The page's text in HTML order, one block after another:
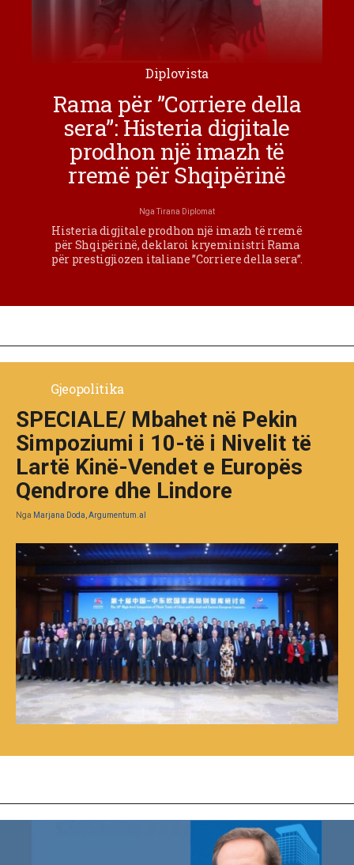
Diplovista
Rama për ”Corriere della
sera”: Histeria digjitale
prodhon një imazh të
rremë për Shqipërinë
NgaTirana Diplomat
Histeria digjitale prodhon një imazh të rremë
për Shqipërinë, deklaroi kryeministri Rama
për prestigjiozen italiane ”Corriere della sera”.
Gjeopolitika
SPECIALE/ Mbahet në Pekin
Simpoziumi i 10-të i Nivelit të
Lartë Kinë-Vendet e Europës
Qendrore dhe Lindore
Nga Marjana Doda, Argumentum.al